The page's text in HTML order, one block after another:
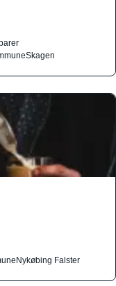
Skagen
Nykøbing Falster